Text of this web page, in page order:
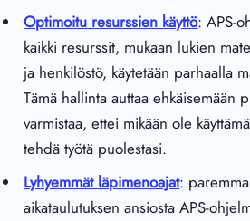
Optimoitu resurssien käyttö: APS-
kaikki resurssit, mukaan lukien
ja henkilöstö, käytetään parhaalla
Tämä hallinta auttaa ehkäisemään
varmistaa, ettei mikään ole
tehdä työtä puolestasi.
Lyhyemmät läpimenoajat:
aikataulutuksen ansiosta APS-